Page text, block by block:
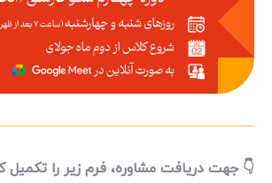
👇 جهت دریافت مشاوره، فرم زیر را تکمیل